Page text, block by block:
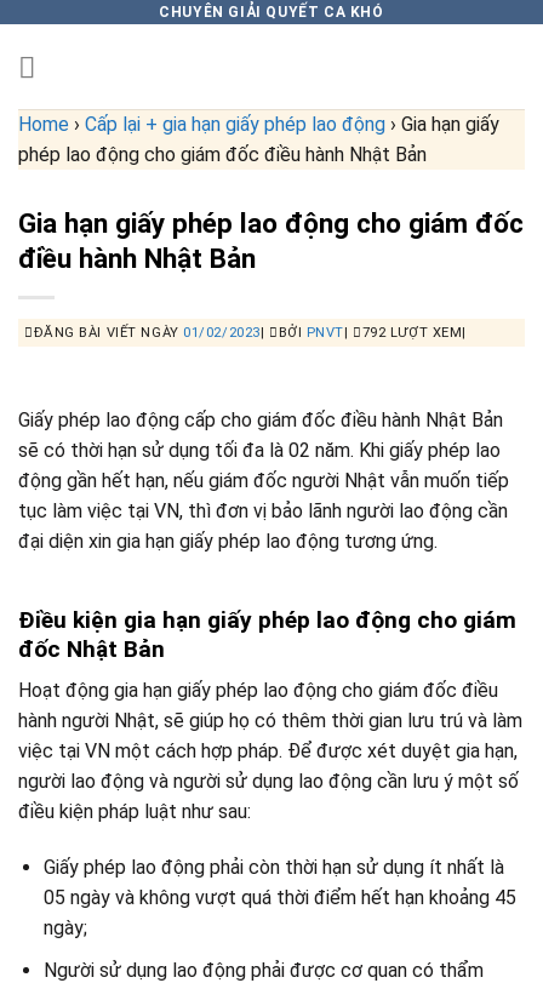
content
CHUYÊN GIẢI QUYẾT CA KHÓ
Home › Cấp lại + gia hạn giấy phép lao động › Gia hạn giấy
phép lao động cho giám đốc điều hành Nhật Bản
Gia hạn giấy phép lao động cho giám đốc
điều hành Nhật Bản
ĐĂNG BÀI VIẾT NGÀY 01/02/2023| BỞI PNVT| 792 LƯỢT XEM|
Giấy phép lao động cấp cho giám đốc điều hành Nhật Bản
sẽ có thời hạn sử dụng tối đa là 02 năm. Khi giấy phép lao
động gần hết hạn, nếu giám đốc người Nhật vẫn muốn tiếp
tục làm việc tại VN, thì đơn vị bảo lãnh người lao động cần
đại diện xin gia hạn giấy phép lao động tương ứng.
Điều kiện gia hạn giấy phép lao động cho giám
đốc Nhật Bản
Hoạt động gia hạn giấy phép lao động cho giám đốc điều
hành người Nhật, sẽ giúp họ có thêm thời gian lưu trú và làm
việc tại VN một cách hợp pháp. Để được xét duyệt gia hạn,
người lao động và người sử dụng lao động cần lưu ý một số
điều kiện pháp luật như sau:
Giấy phép lao động phải còn thời hạn sử dụng ít nhất là
05 ngày và không vượt quá thời điểm hết hạn khoảng 45
ngày;
Người sử dụng lao động phải được cơ quan có thẩm